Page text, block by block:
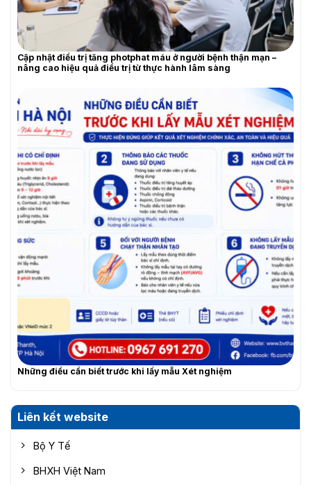
YÊU CẦU BÁO GIÁ
Cập nhật điều trị tăng photphat máu ở người bệnh thận mạn –
nâng cao hiệu quả điều trị từ thực hành lâm sàng
Những điều cần biết trước khi lấy mẫu Xét nghiệm
Liên kết website
Bộ Y Tế
BHXH Việt Nam